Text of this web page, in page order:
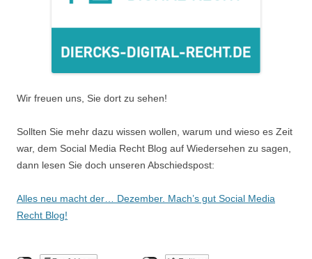
Wir freuen uns, Sie dort zu sehen!
Sollten Sie mehr dazu wissen wollen, warum und wieso es Zeit
war, dem Social Media Recht Blog auf Wiedersehen zu sagen,
dann lesen Sie doch unseren Abschiedspost:
Alles neu macht der… Dezember. Mach’s gut Social Media
Recht Blog!